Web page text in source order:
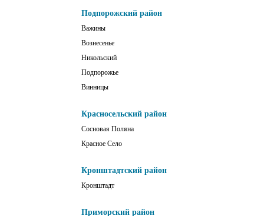
Подпорожский район
Важины
Вознесенье
Никольский
Подпорожье
Винницы
Красносельский район
Сосновая Поляна
Красное Село
Кронштадтский район
Кронштадт
Приморский район